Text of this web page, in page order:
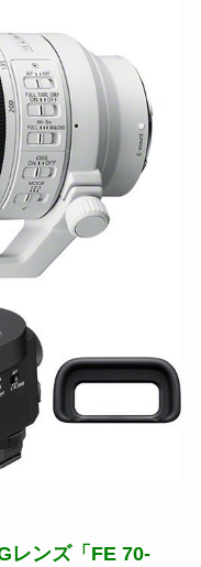
レンズ「FE 70-